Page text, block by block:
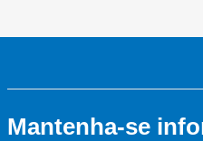
Mantenha-se